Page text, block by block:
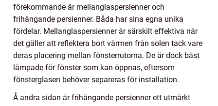
förekommande är mellanglaspersienner och
frihängande persienner. Båda har sina egna unika
fördelar. Mellanglaspersienner är särskilt effektiva när
det gäller att reflektera bort värmen från solen tack vare
deras placering mellan fönsterrutorna. De är dock bäst
lämpade för fönster som kan öppnas, eftersom
fönsterglasen behöver separeras för installation.
Å andra sidan är frihängande persienner ett utmärkt